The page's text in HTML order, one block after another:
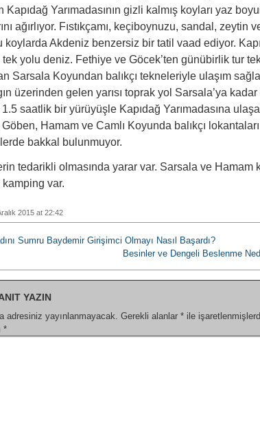
Kapıdağ Yarımadasının gizli kalmış koyları yaz
ağırlıyor. Fıstıkçamı, keçiboynuzu, sandal, zeytin
koylarda Akdeniz benzersiz bir tatil vaad ediyor.
tek yolu deniz. Fethiye ve Göcek’ten günübirlik tur
Sarsala Koyundan balıkçı tekneleriyle ulaşım
üzerinden gelen yarısı toprak yol Sarsala’ya
saatlik bir yürüyüşle Kapıdağ Yarımadasına
Hamam ve Camlı Koyunda balıkçı
bakkal bulunmuyor.
tedarikli olmasında yarar var. Sarsala ve Hamam
var.
2015 at 22:42
Sumru Baydemir Girişimci Olmayı Nasıl Başardı?
Besinler ve Dengeli Beslenme
YAZIN
adresiniz yayınlanmayacak. Gerekli alanlar * ile
*